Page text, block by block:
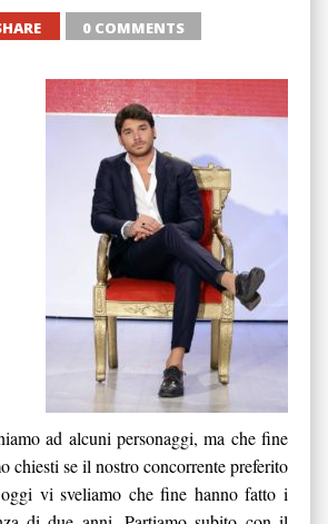
0 COMMENTS
ad alcuni personaggi, ma che fine
chiesti se il nostro concorrente preferito
vi sveliamo che fine hanno fatto i